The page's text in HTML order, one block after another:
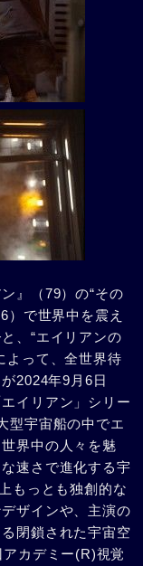
』（79）の“その
）で世界中を震え
、“エイリアンの
よって、全世界待
2024年9月6日
イリアン」シリー
型宇宙船の中でエ
界中の人々を魅
速さで進化する宇
もっとも独創的な
ザインや、主演の
閉鎖された宇宙空
カデミー(R)視覚